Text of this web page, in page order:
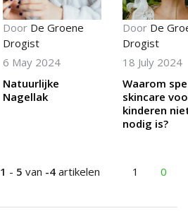
Door De Groene
Drogist
6 May 2024
Natuurlijke
Nagellak
Door De
Drogist
18 July 2024
Waarom
skincare
kinderen
nodig is?
1 - 5 van -4 artikelen 1 0